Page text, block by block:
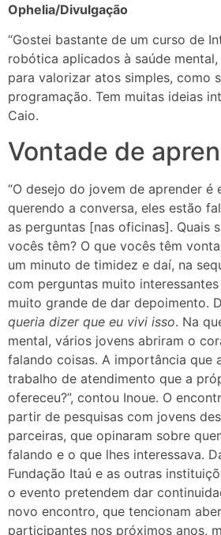
Ophelia/Divulgação
“Gostei bastante de um curso de
robótica aplicados à saúde
para valorizar atos simples, como
programação. Tem muitas ideias
Caio.
Vontade de
“O desejo do jovem de aprender é
querendo a conversa, eles estão
as perguntas [nas oficinas]. Quais
vocês têm? O que vocês têm
um minuto de timidez e daí, na
com perguntas muito
muito grande de dar depoimento.
queria dizer que eu vivi isso. Na
mental, vários jovens abriram o
falando coisas. A importância que
trabalho de atendimento que a
ofereceu?”, contou Inoue. O
partir de pesquisas com jovens
parceiras, que opinaram sobre
falando e o que lhes interessava.
Fundação Itaú e as outras
o evento pretendem dar
novo encontro, que tencionam
participantes nos próximos anos,